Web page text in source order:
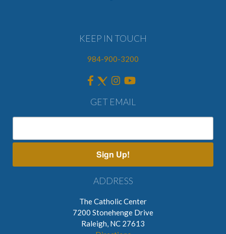
KEEP IN TOUCH
984-900-3200
GET EMAIL
Sign Up!
ADDRESS
The Catholic Center
7200 Stonehenge Drive
Raleigh, NC 27613